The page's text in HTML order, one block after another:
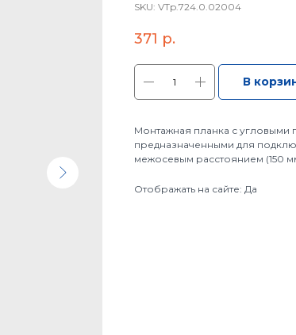
SKU: VTp.724.0.02004
371 р.
В
Монтажная планка с
предназначенными для
межосевым расстоянием (150
Отображать на сайте: Да